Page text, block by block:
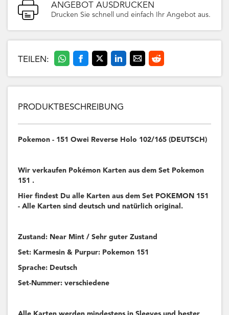
ANGEBOT AUSDRUCKEN
Drucken Sie schnell und einfach Ihr Angebot aus.
TEILEN:
PRODUKTBESCHREIBUNG
Pokemon - 151 Owei Reverse Holo 102/165 (DEUTSCH)
Wir verkaufen Pokémon Karten aus dem Set Pokemon
151 .
Hier findest Du alle Karten aus dem Set POKEMON 151
- Alle Karten sind deutsch und natürlich original.
Zustand: Near Mint / Sehr guter Zustand
Set: Karmesin & Purpur: Pokemon 151
Sprache: Deutsch
Set-Nummer: verschiedene